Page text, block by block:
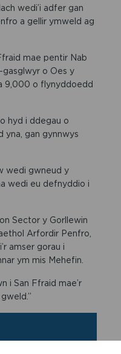
wedi’i adfer gan
a gellir ymweld ag
mae pentir Nab
gasglwyr o Oes y
9,000 o flynyddoedd
hyd i ddegau o
yna, gan gynnwys
wedi gwneud y
wedi eu defnyddio i
Sector y Gorllewin
Arfordir Penfro,
amser gorau i
ym mis Mehefin.
i San Ffraid mae’r